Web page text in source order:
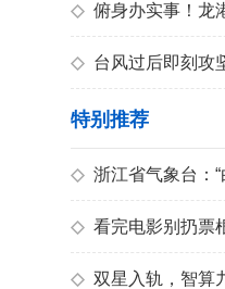
◇ 俯身办实事！龙港
◇ 台风过后即刻攻
特别推荐
◇ 浙江省气象台：“白海
◇ 看完电影别扔票根
◇ 双星入轨，智算